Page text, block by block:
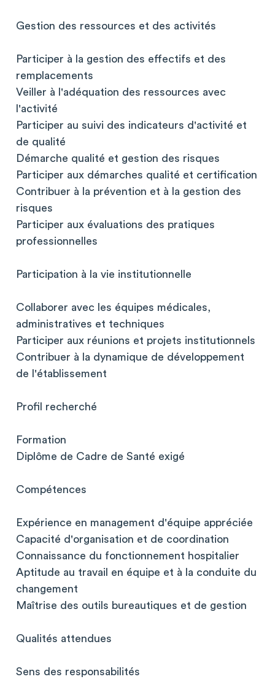
Gestion des ressources et des activités
Participer à la gestion des effectifs et des
remplacements
Veiller à l'adéquation des ressources avec
l'activité
Participer au suivi des indicateurs d'activité et
de qualité
Démarche qualité et gestion des risques
Participer aux démarches qualité et certification
Contribuer à la prévention et à la gestion des
risques
Participer aux évaluations des pratiques
professionnelles
Participation à la vie institutionnelle
Collaborer avec les équipes médicales,
administratives et techniques
Participer aux réunions et projets institutionnels
Contribuer à la dynamique de développement
de l'établissement
Profil recherché
Formation
Diplôme de Cadre de Santé exigé
Compétences
Expérience en management d'équipe appréciée
Capacité d'organisation et de coordination
Connaissance du fonctionnement hospitalier
Aptitude au travail en équipe et à la conduite du
changement
Maîtrise des outils bureautiques et de gestion
Qualités attendues
Sens des responsabilités